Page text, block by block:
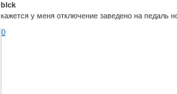
blck
кажется у меня отключение заведено на педаль
0